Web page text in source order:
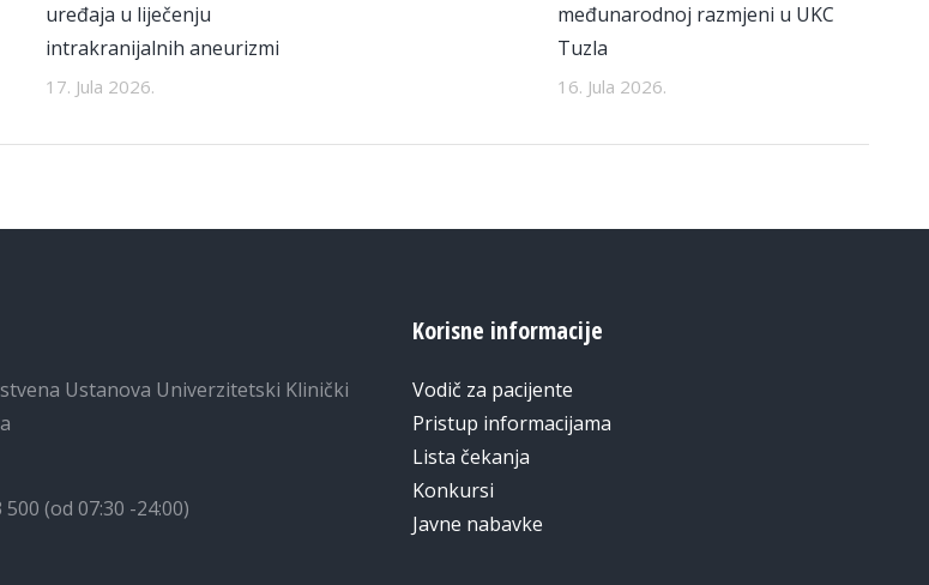
uređaja u liječenju
intrakranijalnih aneurizmi
17. Jula 2026.
međunarodnoj razmjeni u UKC
Tuzla
16. Jula 2026.
Ustanova Univerzitetski Klinički
(od 07:30 -24:00)
Korisne informacije
Vodič za pacijente
Pristup informacijama
Lista čekanja
Konkursi
Javne nabavke